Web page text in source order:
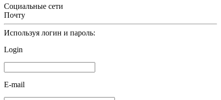
Социальные сети
Почту
Используя логин и пароль:
Login
E-mail